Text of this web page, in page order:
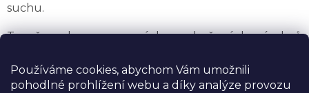
Používáme cookies, abychom Vám umožnili
pohodlné prohlížení webu a díky analýze provozu
suchu.
To vše od renomovaných a zkušených výrobců
řady dalších, kteří přesně ví, co na správném batohu
zaručeně oceníte.